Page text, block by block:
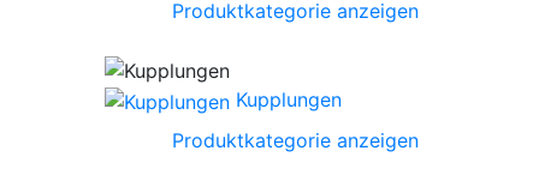
Produktkategorie anzeigen
Kupplungen
Produktkategorie anzeigen